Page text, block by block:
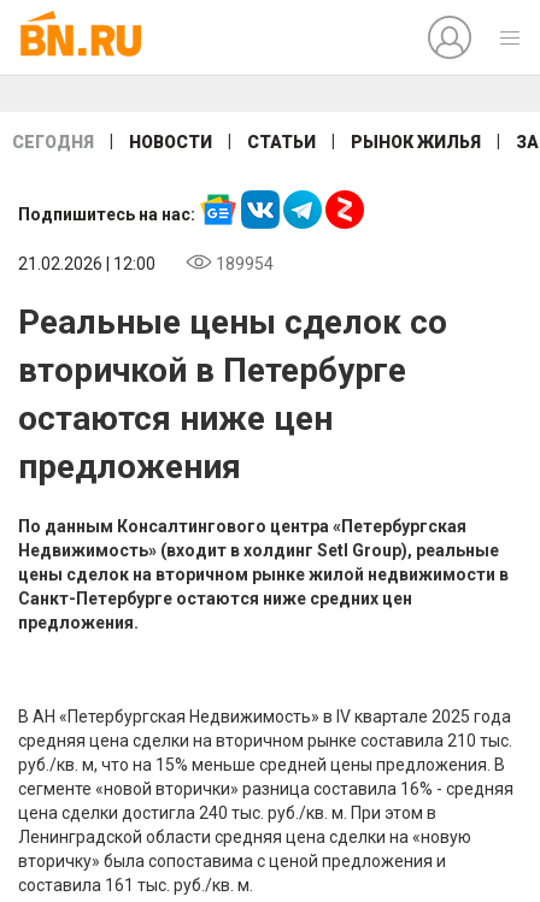
СЕГОДНЯ НОВОСТИ СТАТЬИ РЫНОК ЖИЛЬЯ
Подпишитесь на нас:
21.02.2026 | 12:00 189954
Реальные цены сделок со
вторичкой в Петербурге
остаются ниже цен
предложения
По данным Консалтингового центра «Петербургская
Недвижимость» (входит в холдинг Setl Group), реальные
цены сделок на вторичном рынке жилой недвижимости в
Санкт-Петербурге остаются ниже средних цен
предложения.
В АН «Петербургская Недвижимость» в IV квартале 2025 года
средняя цена сделки на вторичном рынке составила 210 тыс.
руб./кв. м, что на 15% меньше средней цены предложения. В
сегменте «новой вторички» разница составила 16% - средняя
цена сделки достигла 240 тыс. руб./кв. м. При этом в
Ленинградской области средняя цена сделки на «новую
вторичку» была сопоставима с ценой предложения и
составила 161 тыс. руб./кв. м.